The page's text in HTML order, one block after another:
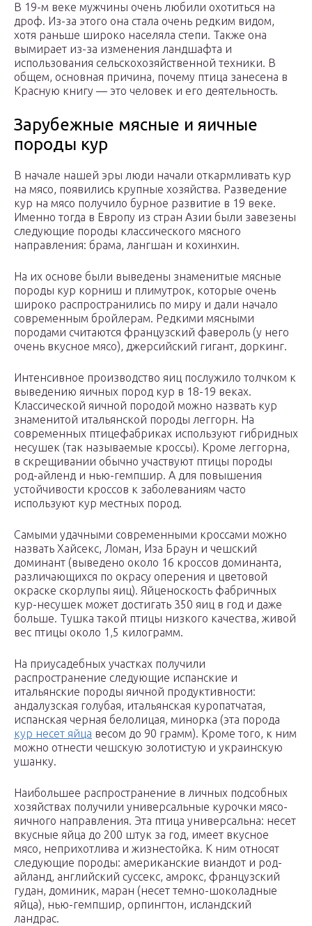
В 19-м веке мужчины очень любили охотиться на
дроф. Из-за этого она стала очень редким видом,
хотя раньше широко населяла степи. Также она
вымирает из-за изменения ландшафта и
использования сельскохозяйственной техники. В
общем, основная причина, почему птица занесена в
Красную книгу — это человек и его деятельность.
Зарубежные мясные и яичные
породы кур
В начале нашей эры люди начали откармливать кур
на мясо, появились крупные хозяйства. Разведение
кур на мясо получило бурное развитие в 19 веке.
Именно тогда в Европу из стран Азии были завезены
следующие породы классического мясного
направления: брама, лангшан и кохинхин.
На их основе были выведены знаменитые мясные
породы кур корниш и плимутрок, которые очень
широко распространились по миру и дали начало
современным бройлерам. Редкими мясными
породами считаются французский фавероль (у него
очень вкусное мясо), джерсийский гигант, доркинг.
Интенсивное производство яиц послужило толчком к
выведению яичных пород кур в 18-19 веках.
Классической яичной породой можно назвать кур
знаменитой итальянской породы леггорн. На
современных птицефабриках используют гибридных
несушек (так называемые кроссы). Кроме леггорна,
в скрещивании обычно участвуют птицы породы
род-айленд и нью-гемпшир. А для повышения
устойчивости кроссов к заболеваниям часто
используют кур местных пород.
Самыми удачными современными кроссами можно
назвать Хайсекс, Ломан, Иза Браун и чешский
доминант (выведено около 16 кроссов доминанта,
различающихся по окрасу оперения и цветовой
окраске скорлупы яиц). Яйценоскость фабричных
кур-несушек может достигать 350 яиц в год и даже
больше. Тушка такой птицы низкого качества, живой
вес птицы около 1,5 килограмм.
На приусадебных участках получили
распространение следующие испанские и
итальянские породы яичной продуктивности:
андалузская голубая, итальянская куропатчатая,
испанская черная белолицая, минорка (эта порода
кур несет яйца весом до 90 грамм). Кроме того, к ним
можно отнести чешскую золотистую и украинскую
ушанку.
Наибольшее распространение в личных подсобных
хозяйствах получили универсальные курочки мясо-
яичного направления. Эта птица универсальна: несет
вкусные яйца до 200 штук за год, имеет вкусное
мясо, неприхотлива и жизнестойка. К ним относят
следующие породы: американские виандот и род-
айланд, английский суссекс, амрокс, французский
гудан, доминик, маран (несет темно-шоколадные
яйца), нью-гемпшир, орпингтон, исландский
ландрас.